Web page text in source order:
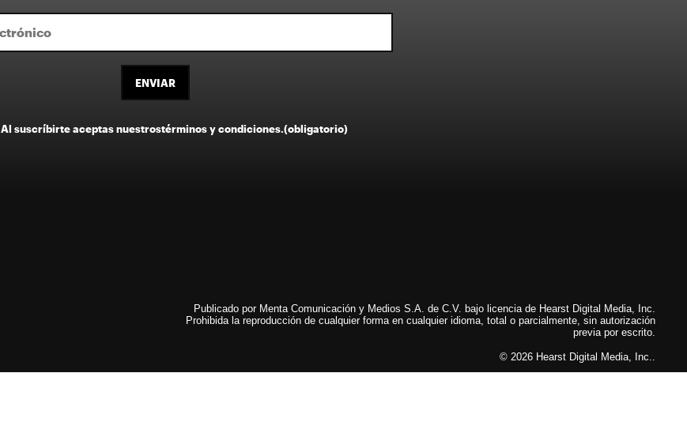
ENVIAR
Al suscríbirte aceptas nuestrostérminos y condiciones.(obligatorio)
Publicado por Menta Comunicación y Medios S.A. de C.V. bajo licencia de Hearst Digital Media, Inc.
Prohibida la reproducción de cualquier forma en cualquier idioma, total o parcialmente, sin autorización
previa por escrito.
© 2026 Hearst Digital Media, Inc..